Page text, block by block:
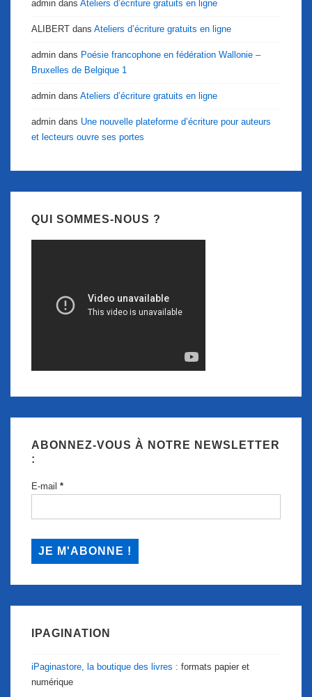
admin dans Ateliers d’écriture gratuits en ligne
ALIBERT dans Ateliers d’écriture gratuits en ligne
admin dans Poésie francophone en fédération Wallonie –
Bruxelles de Belgique 1
admin dans Ateliers d’écriture gratuits en ligne
admin dans Une nouvelle plateforme d’écriture pour auteurs
et lecteurs ouvre ses portes
QUI SOMMES-NOUS ?
ABONNEZ-VOUS À NOTRE NEWSLETTER
:
E-mail *
IPAGINATION
iPaginastore, la boutique des livres : formats papier et
numérique